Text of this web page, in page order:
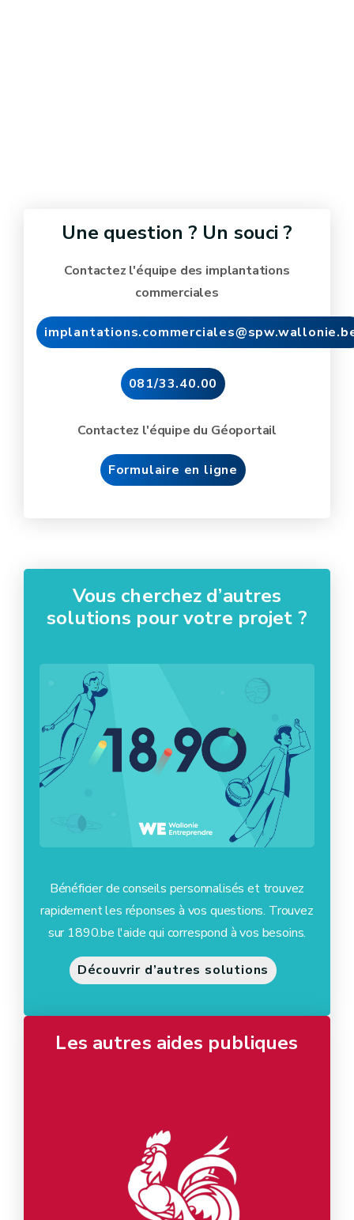
Une question ? Un souci ?
Contactez l'équipe des implantations
commerciales
081/33.40.00
Contactez l'équipe du Géoportail
Formulaire en ligne
Vous cherchez d’autres
solutions pour votre projet ?
Bénéficier de conseils personnalisés et trouvez
rapidement les réponses à vos questions. Trouvez
sur 1890.be l'aide qui correspond à vos besoins.
Découvrir d’autres solutions
Les autres aides publiques